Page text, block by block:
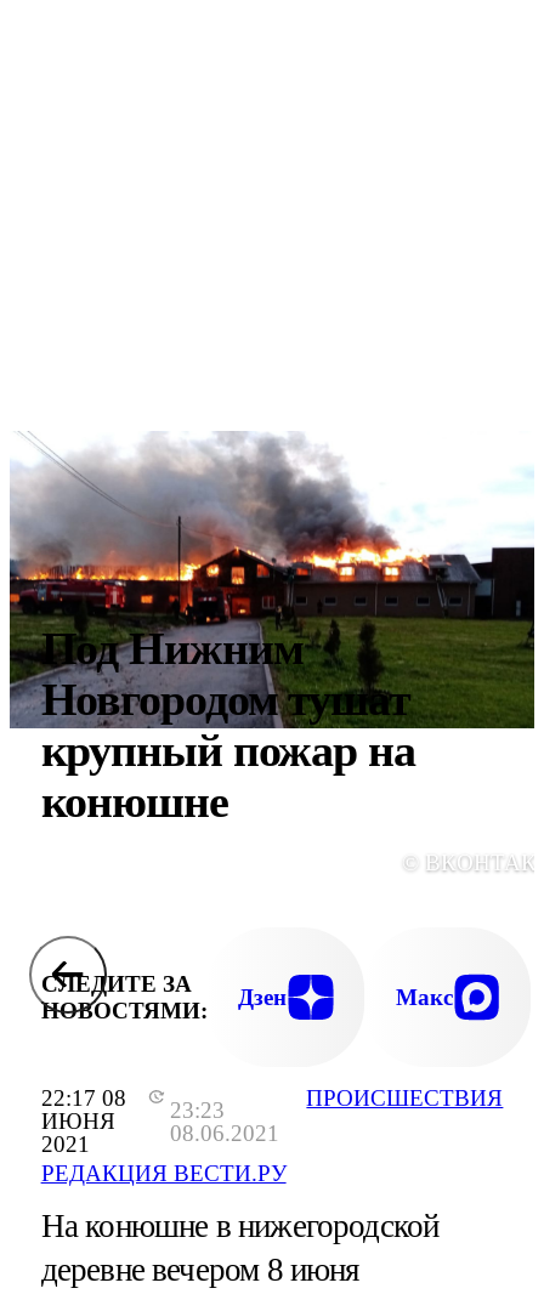
22:17 08
ИЮНЯ
2021
23:23
08.06.2021
РЕДАКЦИЯ ВЕСТИ.РУ
ПРОИСШЕСТВИЯ
Под Нижним
Новгородом тушат
крупный пожар на
конюшне
©
СЛЕДИТЕ ЗА
НОВОСТЯМИ:
Дзен Макс
На конюшне в нижегородской
деревне вечером 8 июня